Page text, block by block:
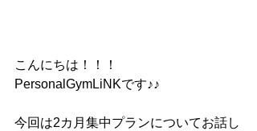
こんにちは！！！
PersonalGymLiNKです♪♪
今回は2カ月集中プランについてお話し